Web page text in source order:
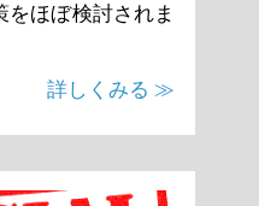
をほぼ検討されま
詳しくみる ≫